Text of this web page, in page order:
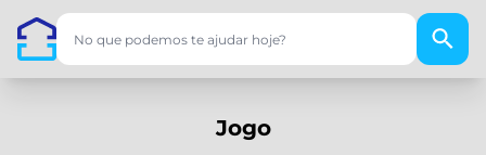
Jogo